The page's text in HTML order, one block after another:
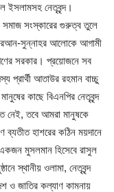
ইসলামসহ নেতৃবৃন্দ।
সংস্কারের গুরুত্ব তুলে
সুন্নাহর আলোকে আগামী
সরকার। প্রয়োজনে সব
আতাউর রহমান বাচ্চু
কাছে বিএনপির নেতৃবৃন্দ
নেই, তবে আমরা মানুষকে
হাশরের কঠিন ময়দানে
মুসলমান হিসেবে রাসুল
স্থানীয় ওলামা, নেতৃবৃন্দ
ও জাতির কল্যাণ কামনায়